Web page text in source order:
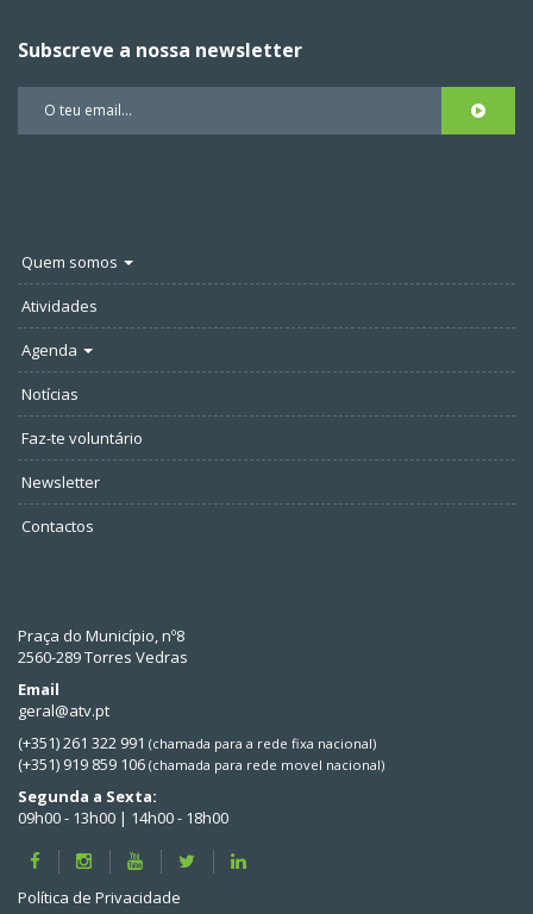
Subscreve a nossa newsletter
Quem somos
Atividades
Agenda
Notícias
Faz-te voluntário
Newsletter
Contactos
Praça do Município, nº8
2560-289 Torres Vedras
Email
geral@atv.pt
(+351) 261 322 991 (chamada para a rede fixa nacional)
(+351) 919 859 106 (chamada para rede movel nacional)
Segunda a Sexta:
09h00 - 13h00 | 14h00 - 18h00
Política de Privacidade